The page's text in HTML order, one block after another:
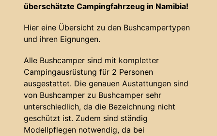
überschätzte Campingfahrzeug in Namibia!
Hier eine Übersicht zu den Bushcampertypen
und ihren Eignungen.
Alle Bushcamper sind mit kompletter
Campingausrüstung für 2 Personen
ausgestattet. Die genauen Austattungen sind
von Bushcamper zu Bushcamper sehr
unterschiedlich, da die Bezeichnung nicht
geschützt ist. Zudem sind ständig
Modellpflegen notwendig, da bei